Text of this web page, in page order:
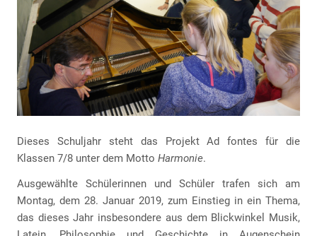
Dieses Schuljahr steht das Projekt Ad fontes für die
Klassen 7/8 unter dem Motto Harmonie.
Ausgewählte Schülerinnen und Schüler trafen sich am
Montag, dem 28. Januar 2019, zum Einstieg in ein Thema,
das dieses Jahr insbesondere aus dem Blickwinkel Musik,